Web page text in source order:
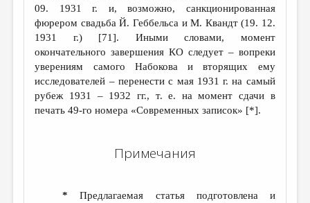
09. 1931 г. и, возможно, санкционированная
фюрером свадьба Й. Геббельса и М. Квандт (19. 12.
1931 г.) [71]. Иными словами, момент
окончательного завершения КО следует – вопреки
уверениям самого Набокова и вторящих ему
исследователей – перенести с мая 1931 г. на самый
рубеж 1931 – 1932 гг., т. е. на момент сдачи в
печать 49-го номера «Современных записок» [*].
Примечания
* Предлагаемая статья подготовлена и